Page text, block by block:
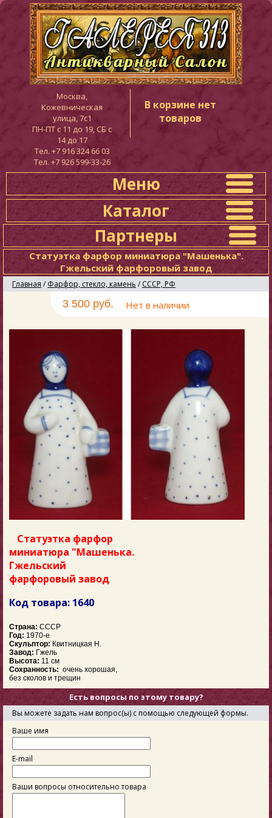
Москва,
Кожевническая
улица, 7с1
ПН-ПТ c 11 до 19, СБ с
14 до 17
Тел. +7 916 324 66 03
Тел. +7 926 599-33-26
В корзине нет
товаров
Меню
Каталог
Партнеры
Статуэтка фарфор миниатюра "Машенька".
Гжельский фарфоровый завод
Главная / Фарфор, стекло, камень / СССР, РФ
3 500 руб. Нет в наличии
Статуэтка фарфор
миниатюра "Машенька.
Гжельский
фарфоровый завод
Код товара: 1640
Страна: СССР
Год: 1970-е
Скульптор: Квитницкая Н.
Завод: Гжель
Высота: 11 см
Сохранность: очень хорошая,
без сколов и трещин
Есть вопросы по этому товару?
Вы можете задать нам вопрос(ы) с помощью следующей формы.
Ваше имя
E-mail
Ваши вопросы относительно товара